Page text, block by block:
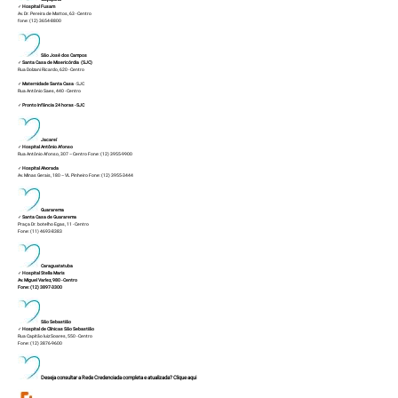
✓Hospital Fusam
Av. Dr. Pereira de Mattos, 63 - Centro
fone: (12) 3654-8800
São José dos Campos
✓Santa Casa de Misericórdia (SJC)
Rua Dolzani Ricardo, 620 - Centro
✓Maternidade Santa Casa- SJC
Rua Antônio Saes, 440 - Centro
✓Pronto Infância 24 horas- SJC
Jacareí
✓Hospital Antônio Afonso
Rua Antônio Afonso, 307 – Centro Fone: (12) 3955-9900
✓Hospital Alvorada
Av. Minas Gerais, 180 – VL Pinheiro Fone: (12) 3955-3444
Guararema
✓Santa Casa de Guararema
Praça Dr. botelho Egas, 11 - Centro
Fone: (11) 4693-8383
Caraguatatuba
✓Hospital Stella Maris
Av. Miguel Varlez, 980 - Centro
Fone: (12) 3897-3300
São Sebastião
✓Hospital de Clínicas São Sebastião
Rua Capitão luiz Soares, 550 - Centro
Fone: (12) 3876-9600
Deseja consultar a Rede Credenciada completa e atualizada?Clique aqui